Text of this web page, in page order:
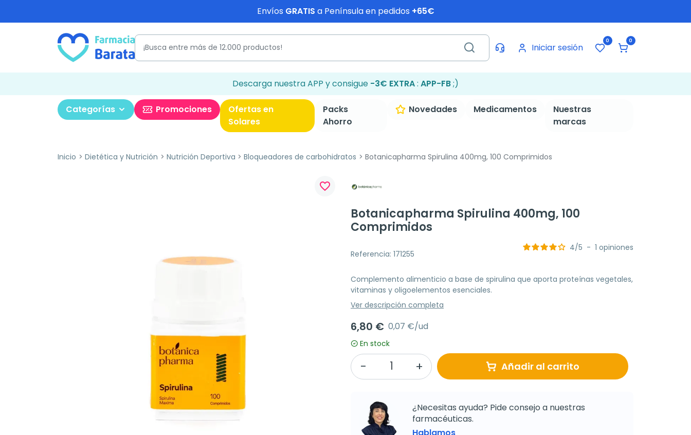
Envíos GRATIS a Península en pedidos +65€
Iniciar sesión
0 0
Descarga nuestra APP y consigue -3€ EXTRA: APP-FB;)
Categorías Promociones
Ofertas en
Solares
Packs
Ahorro
Novedades Medicamentos
Nuestras
marcas
Inicio Dietética y Nutrición Nutrición Deportiva Bloqueadores de carbohidratos Botanicapharma Spirulina 400mg, 100 Comprimidos
favorite_border
Botanicapharma Spirulina 400mg, 100
Comprimidos
Referencia: 171255
4/5 - 1 opiniones
Complemento alimenticio a base de spirulina que aporta proteínas vegetales,
vitaminas y oligoelementos esenciales.
Ver descripción completa
6,80 € 0,07 €/ud
En stock
Añadir al carrito
¿Necesitas ayuda? Pide consejo a nuestras
farmacéuticas.